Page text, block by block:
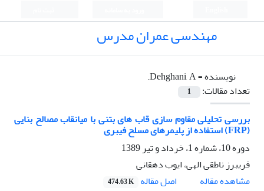
مهندسی عمران مدرس
نویسنده =Dehghani, A.
تعداد مقالات:
1
بررسی تحلیلی مقاوم سازی قاب های بتنی با میانقاب مصالح بنایی
(FRP) استفاده از پلیمرهای مسلح فیبری
دوره 10، شماره 1، خرداد و تیر 1389
فریبرز ناطقی الهی، ایوب دهقانی
مشاهده مقاله
اصل مقاله 474.63 K